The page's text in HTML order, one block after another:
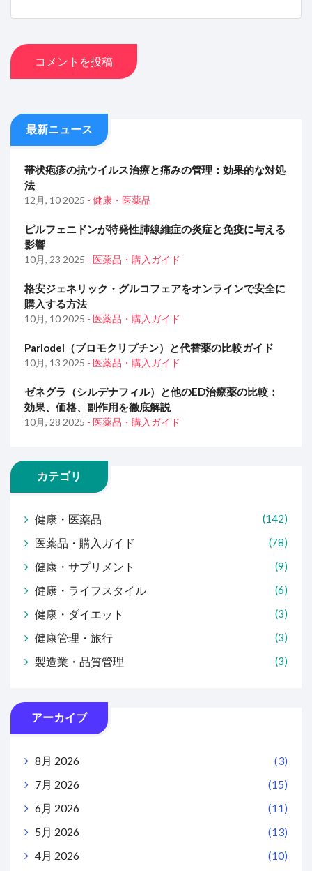
コメントを投稿
最新ニュース
帯状疱疹の抗ウイルス治療と痛みの管理：効果的な対処
法
12月, 10 2025 - 健康・医薬品
ピルフェニドンが特発性肺線維症の炎症と免疫に与える
影響
10月, 23 2025 - 医薬品・購入ガイド
格安ジェネリック・グルコフェアをオンラインで安全に
購入する方法
10月, 10 2025 - 医薬品・購入ガイド
Parlodel（ブロモクリプチン）と代替薬の比較ガイド
10月, 13 2025 - 医薬品・購入ガイド
ゼネグラ（シルデナフィル）と他のED治療薬の比較：
効果、価格、副作用を徹底解説
10月, 28 2025 - 医薬品・購入ガイド
カテゴリ
健康・医薬品 (142)
医薬品・購入ガイド (78)
健康・サプリメント (9)
健康・ライフスタイル (6)
健康・ダイエット (3)
健康管理・旅行 (3)
製造業・品質管理 (3)
アーカイブ
8月 2026
(3)
7月 2026
(15)
6月 2026
(11)
5月 2026
(13)
4月 2026
(10)